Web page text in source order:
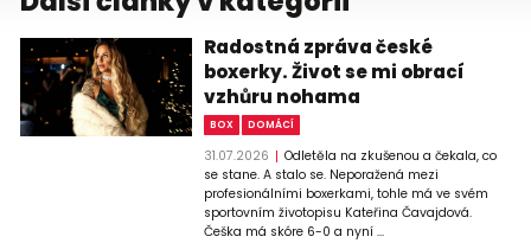
Radostná zpráva české
boxerky. Život se mi obrací
vzhůru nohama
BOX DOMÁCÍ
31.07.2026
Odletěla na zkušenou a čekala, co
se stane. A stalo se. Neporažená mezi
profesionálními boxerkami, tohle má ve svém
sportovním životopisu Kateřina Čavajdová.
Češka má skóre 6-0 a nyní ...